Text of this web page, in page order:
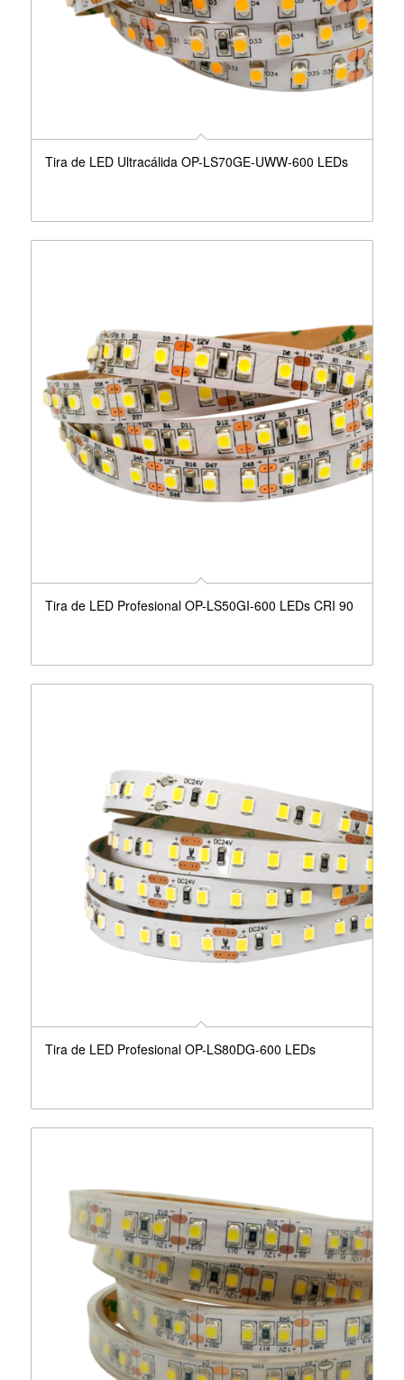
Tira de LED Ultracálida OP-LS70GE-UWW-600 LEDs
Tira de LED Profesional OP-LS50GI-600 LEDs CRI 90
Tira de LED Profesional OP-LS80DG-600 LEDs